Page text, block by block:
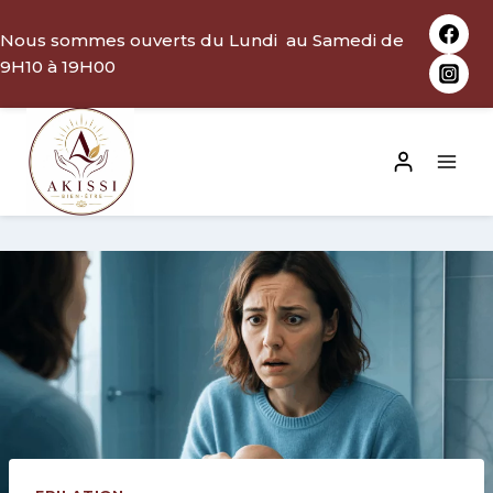
au
contenu
Nous sommes ouverts du Lundi au Samedi de
9H10 à 19H00